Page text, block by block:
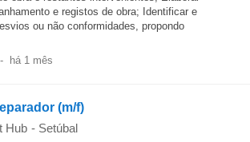
e registos de obra; Identificar e
ou não conformidades, propondo
- há 1 mês
(m/f)
Hub - Setúbal